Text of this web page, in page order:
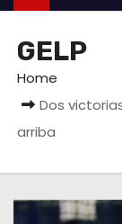
e
GELP
Home
Dos
arriba